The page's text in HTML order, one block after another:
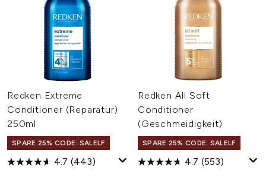
Redken Extreme
Conditioner (Reparatur)
250ml
SPARE 25% CODE: SALELF
4.7 (443)
Redken All Soft
Conditioner
(Geschmeidigkeit)
SPARE 25% CODE: SALELF
4.7 (553)